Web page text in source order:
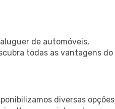
de automóveis,
todas as vantagens do
diversas opções